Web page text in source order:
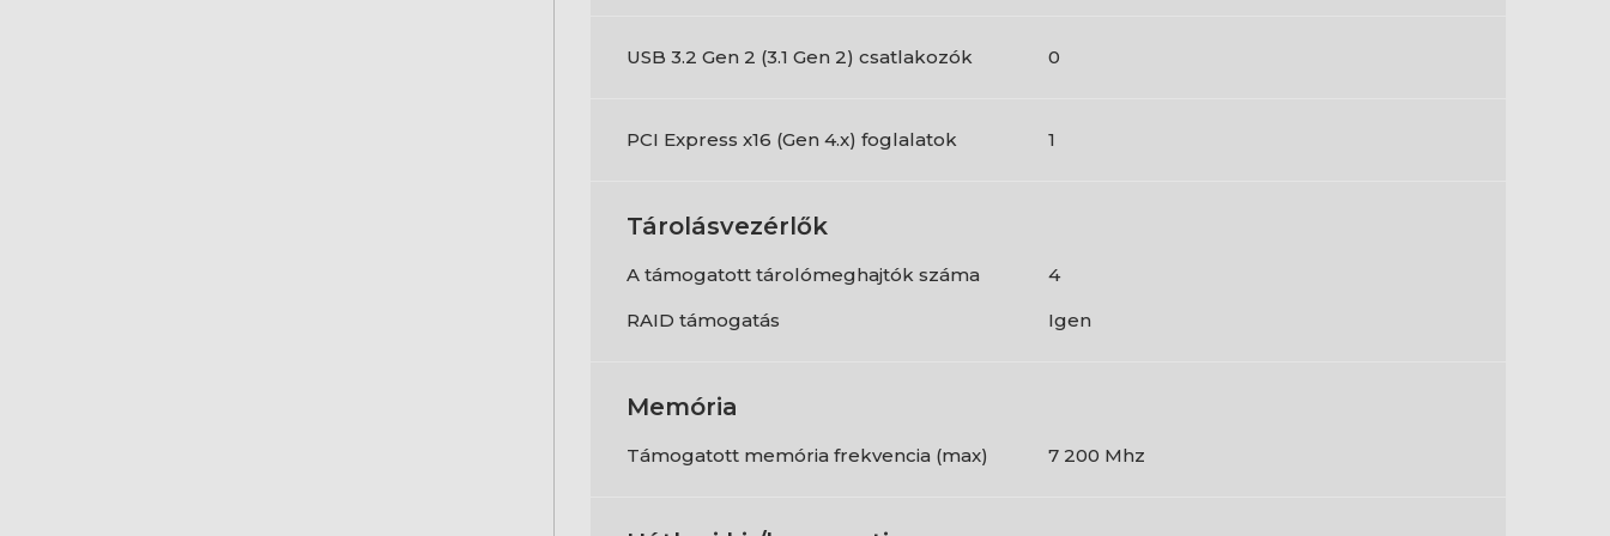
USB 3.2 Gen 2 (3.1 Gen 2) csatlakozók 0
PCI Express x16 (Gen 4.x) foglalatok 1
Tárolásvezérlők
A támogatott tárolómeghajtók száma
4
RAID támogatás
Igen
Memória
Támogatott memória frekvencia (max) 7 200 Mhz